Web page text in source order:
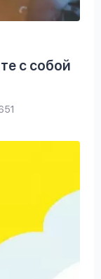
с собой